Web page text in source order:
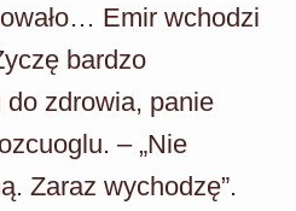
Emir wchodzi
bardzo
zdrowia, panie
– „Nie
Zaraz wychodzę”.